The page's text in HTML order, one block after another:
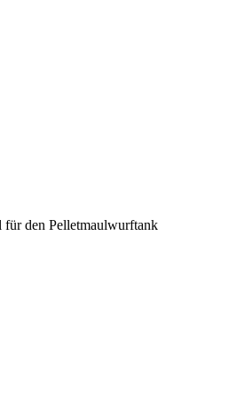
den Pelletmaulwurftank